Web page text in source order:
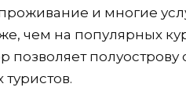
и многие
чем на популярных
позволяет